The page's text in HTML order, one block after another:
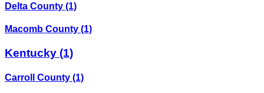
Delta County (1)
Macomb County (1)
Kentucky (1)
Carroll County (1)